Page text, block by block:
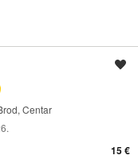
Centar
15 €